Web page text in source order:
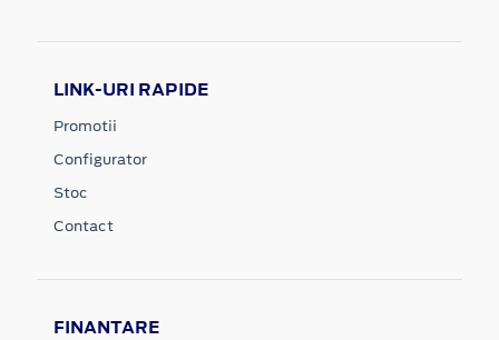
LINK-URI RAPIDE
Promotii
Configurator
Stoc
Contact
FINANTARE